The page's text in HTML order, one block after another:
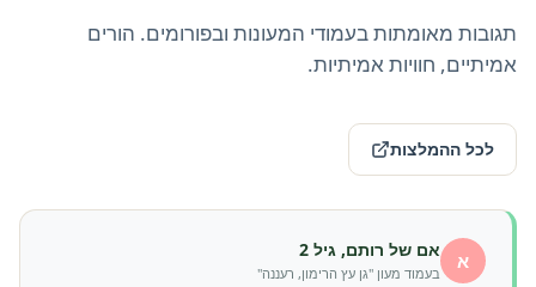
תגובות מאומתות בעמודי המעונות ובפורומים. הורים
אמיתיים, חוויות אמיתיות.
לכל ההמלצות
א אם של רותם, גיל 2
בעמוד מעון "גן עץ הרימון, רעננה"